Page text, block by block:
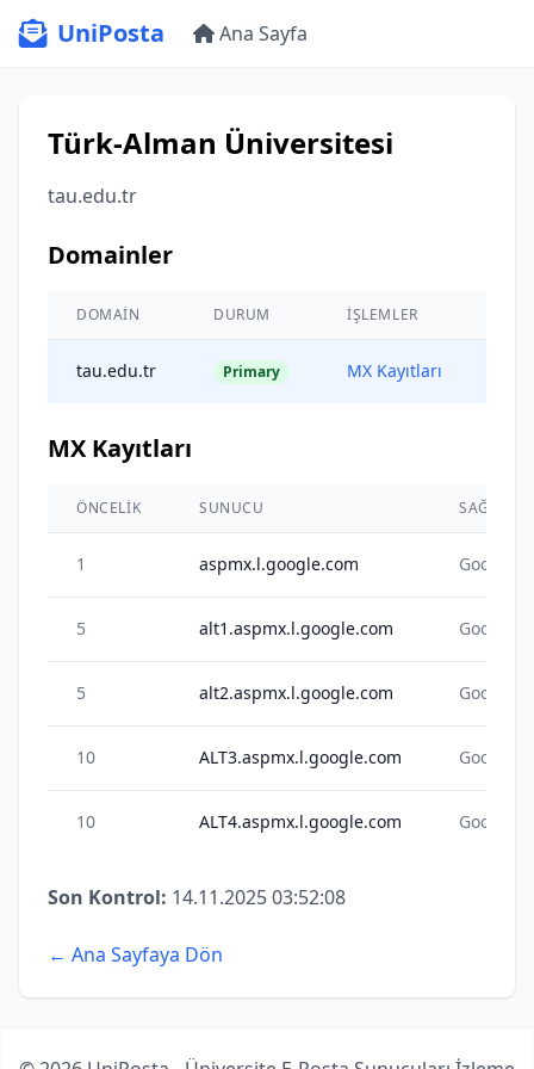
UniPosta Ana Sayfa
Türk-Alman Üniversitesi
tau.edu.tr
Domainler
DOMAIN DURUM İŞLEMLER
tau.edu.tr Primary MX Kayıtları
MX Kayıtları
ÖNCELIK SUNUCU
1 aspmx.l.google.com Google
5 alt1.aspmx.l.google.com Google
5 alt2.aspmx.l.google.com Google
10 ALT3.aspmx.l.google.com Google
10 ALT4.aspmx.l.google.com Google
Son Kontrol: 14.11.2025 03:52:08
← Ana Sayfaya Dön